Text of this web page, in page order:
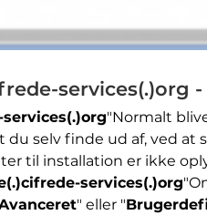
services(.)org
"Normalt
selv finde ud af, ved at
til installation er ikke
services(.)org
" eller "